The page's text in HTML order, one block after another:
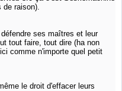
raison).
ses maîtres et leur
tout faire, tout dire (ha non
comme n'importe quel petit
le droit d'effacer leurs